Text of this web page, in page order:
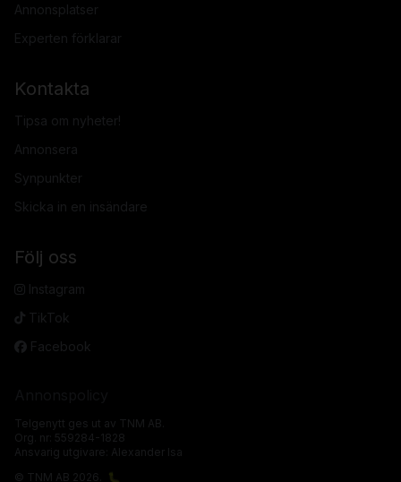
Annonsplatser
Experten förklarar
Kontakta
Tipsa om nyheter!
Annonsera
Synpunkter
Skicka in en insändare
Följ oss
Instagram
TikTok
Facebook
Telgenytt ges ut av TNM AB.
Org. nr: 559284-1828
Ansvarig utgivare: Alexander Isa
© TNM AB 2026.
🐛